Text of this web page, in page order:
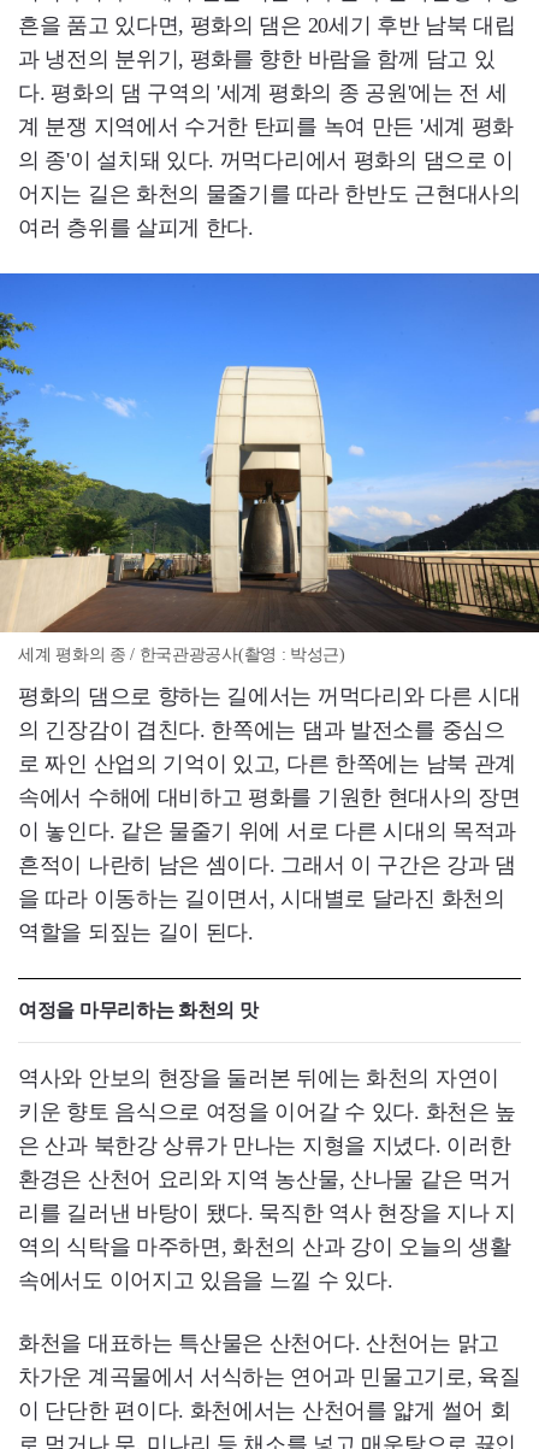
흔을 품고 있다면, 평화의 댐은 20세기 후반 남북 대립
과 냉전의 분위기, 평화를 향한 바람을 함께 담고 있
다. 평화의 댐 구역의 '세계 평화의 종 공원'에는 전 세
계 분쟁 지역에서 수거한 탄피를 녹여 만든 '세계 평화
의 종'이 설치돼 있다. 꺼먹다리에서 평화의 댐으로 이
어지는 길은 화천의 물줄기를 따라 한반도 근현대사의
여러 층위를 살피게 한다.
세계 평화의 종 / 한국관광공사(촬영 : 박성근)
평화의 댐으로 향하는 길에서는 꺼먹다리와 다른 시대
의 긴장감이 겹친다. 한쪽에는 댐과 발전소를 중심으
로 짜인 산업의 기억이 있고, 다른 한쪽에는 남북 관계
속에서 수해에 대비하고 평화를 기원한 현대사의 장면
이 놓인다. 같은 물줄기 위에 서로 다른 시대의 목적과
흔적이 나란히 남은 셈이다. 그래서 이 구간은 강과 댐
을 따라 이동하는 길이면서, 시대별로 달라진 화천의
역할을 되짚는 길이 된다.
여정을 마무리하는 화천의 맛
역사와 안보의 현장을 둘러본 뒤에는 화천의 자연이
키운 향토 음식으로 여정을 이어갈 수 있다. 화천은 높
은 산과 북한강 상류가 만나는 지형을 지녔다. 이러한
환경은 산천어 요리와 지역 농산물, 산나물 같은 먹거
리를 길러낸 바탕이 됐다. 묵직한 역사 현장을 지나 지
역의 식탁을 마주하면, 화천의 산과 강이 오늘의 생활
속에서도 이어지고 있음을 느낄 수 있다.
화천을 대표하는 특산물은 산천어다. 산천어는 맑고
차가운 계곡물에서 서식하는 연어과 민물고기로, 육질
이 단단한 편이다. 화천에서는 산천어를 얇게 썰어 회